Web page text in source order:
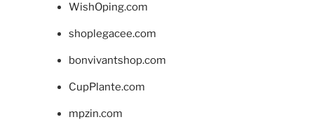
WishOping.com
shoplegacee.com
bonvivantshop.com
CupPlante.com
mpzin.com